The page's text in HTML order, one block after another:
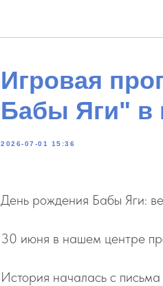
Игровая
Бабы Яги"
2026-07-01 15:36
День рождения Бабы Яги:
30 июня в нашем центре
История началась с